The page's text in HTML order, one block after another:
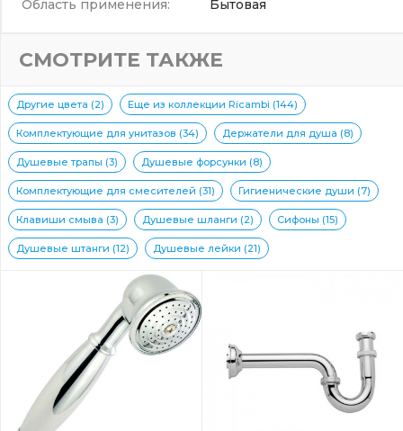
Область применения:
Бытовая
СМОТРИТЕ ТАКЖЕ
Другие цвета (2) Еще из коллекции Ricambi (144)
Комплектующие для унитазов (34) Держатели для душа (8)
Душевые трапы (3) Душевые форсунки (8)
Комплектующие для смесителей (31) Гигиенические души (7)
Клавиши смыва (3) Душевые шланги (2) Сифоны (15)
Душевые штанги (12) Душевые лейки (21)